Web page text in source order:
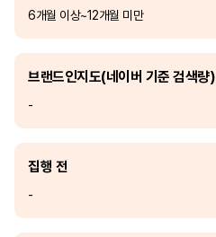
6개월 이상~12개월 미만
브랜드인지도(네이버 기준 검색량)
-
집행 전
-